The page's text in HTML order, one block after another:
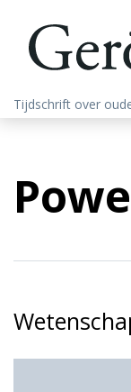
Tijdschrift over